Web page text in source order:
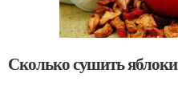
Сколько сушить яблоки